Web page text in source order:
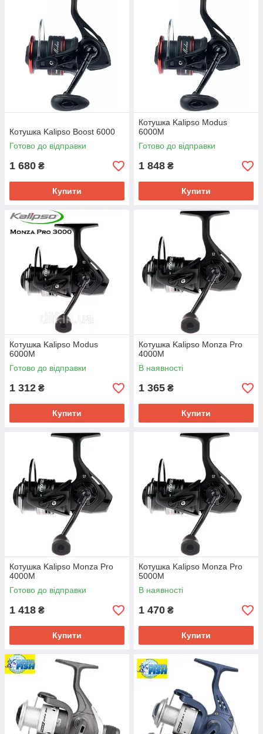
Котушка Kalipso Boost 6000
Готово до відправки
1 680 ₴
Купити
Котушка Kalipso Modus
6000M
Готово до відправки
1 848 ₴
Купити
Котушка Kalipso Modus
6000M
Готово до відправки
1 312 ₴
Купити
Котушка Kalipso Monza Pro
4000M
В наявності
1 365 ₴
Купити
Котушка Kalipso Monza Pro
4000M
Готово до відправки
1 418 ₴
Купити
Котушка Kalipso Monza Pro
5000M
В наявності
1 470 ₴
Купити